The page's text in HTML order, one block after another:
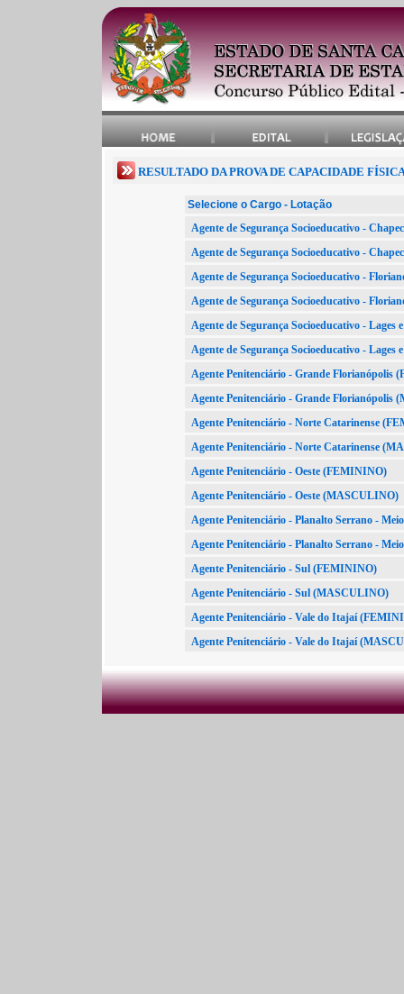
RESULTADO DA PROVA DE CAPACIDADE
Selecione o Cargo - Lotação
Agente de Segurança Socioeducativo -
Agente de Segurança Socioeducativo -
Agente de Segurança Socioeducativo -
Agente de Segurança Socioeducativo -
Agente de Segurança Socioeducativo -
Agente de Segurança Socioeducativo -
Agente Penitenciário - Grande Florianópolis
Agente Penitenciário - Grande Florianópolis
Agente Penitenciário - Norte Catarinense
Agente Penitenciário - Norte Catarinense
Agente Penitenciário - Oeste (FEMININO)
Agente Penitenciário - Oeste (MASCULINO)
Agente Penitenciário - Planalto Serrano -
Agente Penitenciário - Planalto Serrano -
Agente Penitenciário - Sul (FEMININO)
Agente Penitenciário - Sul (MASCULINO)
Agente Penitenciário - Vale do Itajaí
Agente Penitenciário - Vale do Itajaí